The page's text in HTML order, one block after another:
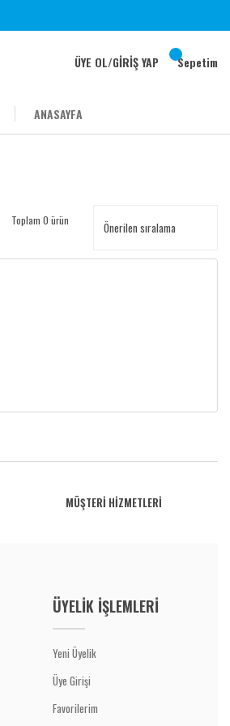
ÜYE OL/GİRİŞ YAP Sepetim
ANASAYFA
Toplam 0 ürün
MÜŞTERİ HİZMETLERİ
ÜYELİK İŞLEMLERİ
Yeni Üyelik
Üye Girişi
Favorilerim